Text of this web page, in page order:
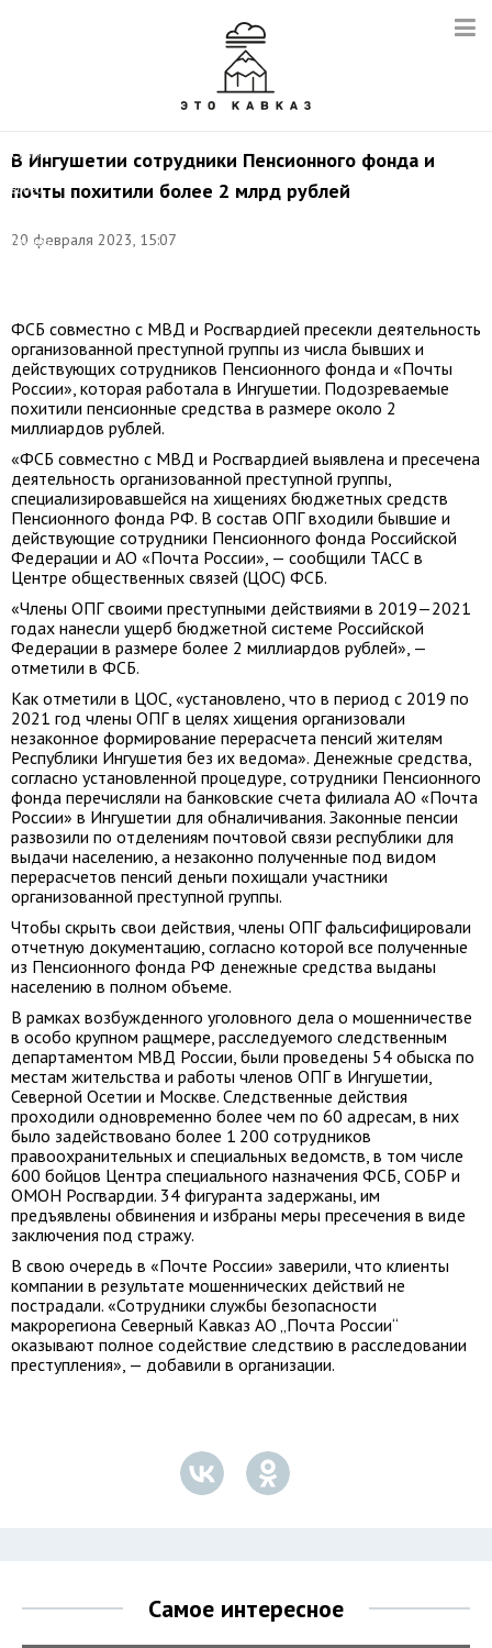
В Ингушетии сотрудники Пенсионного фонда и
почты похитили более 2 млрд рублей
20 февраля 2023, 15:07
Снимок
с
видео
служба
ФСБ совместно с МВД и Росгвардией пресекли деятельность
организованной преступной группы из числа бывших и
действующих сотрудников Пенсионного фонда и «Почты
России», которая работала в Ингушетии. Подозреваемые
похитили пенсионные средства в размере около 2
миллиардов рублей.
«ФСБ совместно с МВД и Росгвардией выявлена и пресечена
деятельность организованной преступной группы,
специализировавшейся на хищениях бюджетных средств
Пенсионного фонда РФ. В состав ОПГ входили бывшие и
действующие сотрудники Пенсионного фонда Российской
Федерации и АО «Почта России», — сообщили ТАСС в
Центре общественных связей (ЦОС) ФСБ.
«Члены ОПГ своими преступными действиями в 2019—2021
годах нанесли ущерб бюджетной системе Российской
Федерации в размере более 2 миллиардов рублей», —
отметили в ФСБ.
Как отметили в ЦОС, «установлено, что в период с 2019 по
2021 год члены ОПГ в целях хищения организовали
незаконное формирование перерасчета пенсий жителям
Республики Ингушетия без их ведома». Денежные средства,
согласно установленной процедуре, сотрудники Пенсионного
фонда перечисляли на банковские счета филиала АО «Почта
России» в Ингушетии для обналичивания. Законные пенсии
развозили по отделениям почтовой связи республики для
выдачи населению, а незаконно полученные под видом
перерасчетов пенсий деньги похищали участники
организованной преступной группы.
Чтобы скрыть свои действия, члены ОПГ фальсифицировали
отчетную документацию, согласно которой все полученные
из Пенсионного фонда РФ денежные средства выданы
населению в полном объеме.
В рамках возбужденного уголовного дела о мошенничестве
в особо крупном ращмере, расследуемого следственным
департаментом МВД России, были проведены 54 обыска по
местам жительства и работы членов ОПГ в Ингушетии,
Северной Осетии и Москве. Следственные действия
проходили одновременно более чем по 60 адресам, в них
было задействовано более 1 200 сотрудников
правоохранительных и специальных ведомств, в том числе
600 бойцов Центра специального назначения ФСБ, СОБР и
ОМОН Росгвардии. 34 фигуранта задержаны, им
предъявлены обвинения и избраны меры пресечения в виде
заключения под стражу.
В свою очередь в «Почте России» заверили, что клиенты
компании в результате мошеннических действий не
пострадали. «Сотрудники службы безопасности
макрорегиона Северный Кавказ АО „Почта России“
оказывают полное содействие следствию в расследовании
преступления», — добавили в организации.
Самое интересное